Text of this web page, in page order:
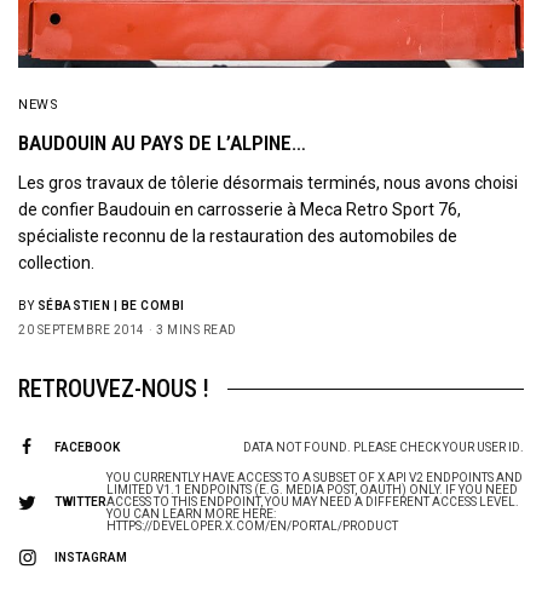
NEWS
BAUDOUIN AU PAYS DE L’ALPINE…
Les gros travaux de tôlerie désormais terminés, nous avons choisi
de confier Baudouin en carrosserie à Meca Retro Sport 76,
spécialiste reconnu de la restauration des automobiles de
collection.
BY SÉBASTIEN | BE COMBI
20 SEPTEMBRE 2014
3 MINS READ
RETROUVEZ-NOUS !
FACEBOOK DATA NOT FOUND. PLEASE CHECK YOUR USER ID.
TWITTER
YOU CURRENTLY HAVE ACCESS TO A SUBSET OF X API V2 ENDPOINTS AND
LIMITED V1.1 ENDPOINTS (E.G. MEDIA POST, OAUTH) ONLY. IF YOU NEED
ACCESS TO THIS ENDPOINT, YOU MAY NEED A DIFFERENT ACCESS LEVEL.
YOU CAN LEARN MORE HERE:
HTTPS://DEVELOPER.X.COM/EN/PORTAL/PRODUCT
INSTAGRAM